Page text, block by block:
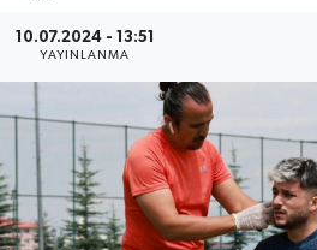
10.07.2024 - 13:51
YAYINLANMA